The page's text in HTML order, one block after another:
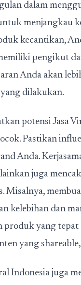
dalam
menjangkau
kecantikan,
pengikut
Anda akan
dilakukan.
potensi Jasa
Pastikan
Anda.
juga
Misalnya,
kelebihan dan
produk yang
yang
Indonesia juga